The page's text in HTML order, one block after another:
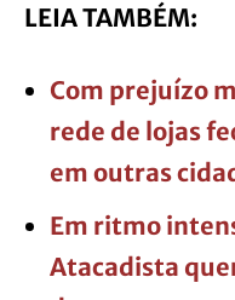
LEIA TAMBÉM:
Com prejuízo
rede de lojas
em outras
Em ritmo
Atacadista